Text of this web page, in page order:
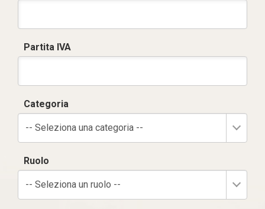
Partita IVA
Categoria
-- Seleziona una categoria --
Ruolo
-- Seleziona un ruolo --